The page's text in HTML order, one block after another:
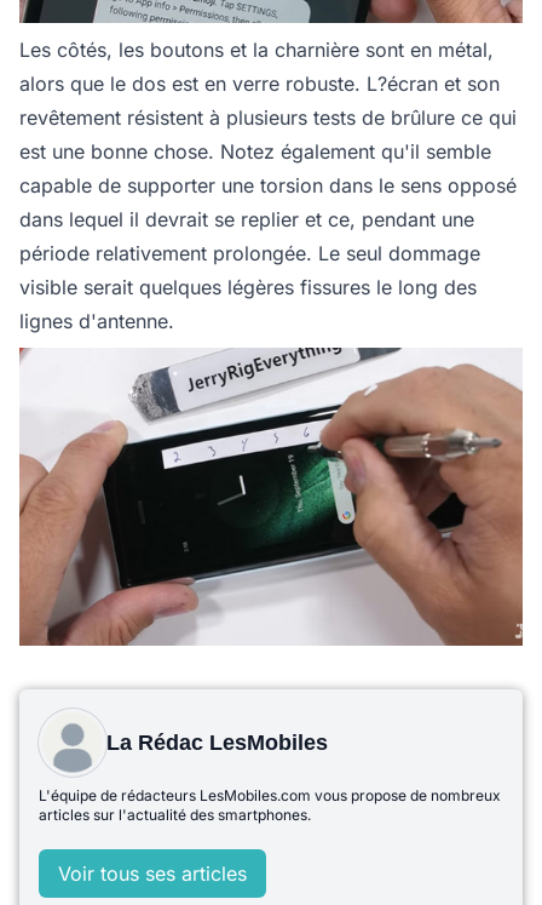
Les côtés, les boutons et la charnière sont en métal,
alors que le dos est en verre robuste. L?écran et son
revêtement résistent à plusieurs tests de brûlure ce qui
est une bonne chose. Notez également qu'il semble
capable de supporter une torsion dans le sens opposé
dans lequel il devrait se replier et ce, pendant une
période relativement prolongée. Le seul dommage
visible serait quelques légères fissures le long des
lignes d'antenne.
La Rédac LesMobiles
L'équipe de rédacteurs LesMobiles.com vous propose de nombreux
articles sur l'actualité des smartphones.
Voir tous ses articles